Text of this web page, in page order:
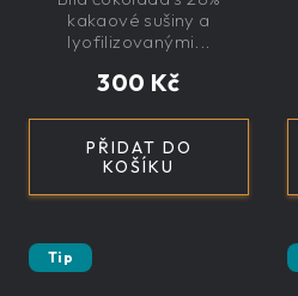
300 Kč
PŘIDAT DO
KOŠÍKU
kakaové sušiny a
lyofilizovanými...
Tip